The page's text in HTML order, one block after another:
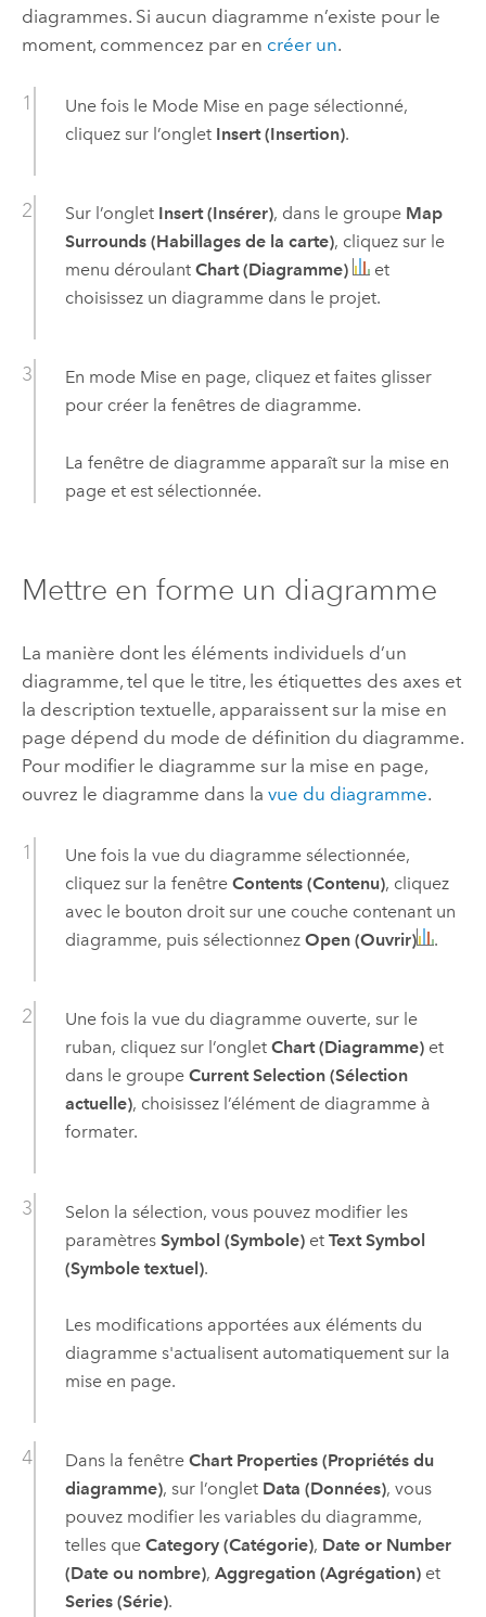
diagrammes. Si aucun diagramme n’existe pour le
moment, commencez par en créer un.
Une fois le Mode Mise en page sélectionné,
cliquez sur l’onglet Insert (Insertion).
Sur l’onglet Insert (Insérer), dans le groupe Map
Surrounds (Habillages de la carte), cliquez sur le
menu déroulant Chart (Diagramme)
et
choisissez un diagramme dans le projet.
En mode Mise en page, cliquez et faites glisser
pour créer la fenêtres de diagramme.
La fenêtre de diagramme apparaît sur la mise en
page et est sélectionnée.
Mettre en forme un diagramme
La manière dont les éléments individuels d’un
diagramme, tel que le titre, les étiquettes des axes et
la description textuelle, apparaissent sur la mise en
page dépend du mode de définition du diagramme.
Pour modifier le diagramme sur la mise en page,
ouvrez le diagramme dans la vue du diagramme.
Une fois la vue du diagramme sélectionnée,
cliquez sur la fenêtre Contents (Contenu), cliquez
avec le bouton droit sur une couche contenant un
diagramme, puis sélectionnez Open (Ouvrir) .
Une fois la vue du diagramme ouverte, sur le
ruban, cliquez sur l’onglet Chart (Diagramme)et
dans le groupe Current Selection (Sélection
actuelle), choisissez l’élément de diagramme à
formater.
Selon la sélection, vous pouvez modifier les
paramètres Symbol (Symbole)et Text Symbol
(Symbole textuel).
Les modifications apportées aux éléments du
diagramme s'actualisent automatiquement sur la
mise en page.
Dans la fenêtre Chart Properties (Propriétés du
diagramme), sur l’onglet Data (Données), vous
pouvez modifier les variables du diagramme,
telles que Category (Catégorie), Date or Number
(Date ou nombre), Aggregation (Agrégation)et
Series (Série).